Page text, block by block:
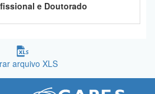
e Doutorado
arquivo XLS